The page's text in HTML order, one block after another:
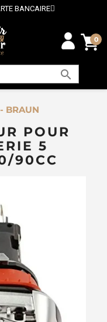
BANCAIRE
0
search
BRAUN
POUR
5
90CC